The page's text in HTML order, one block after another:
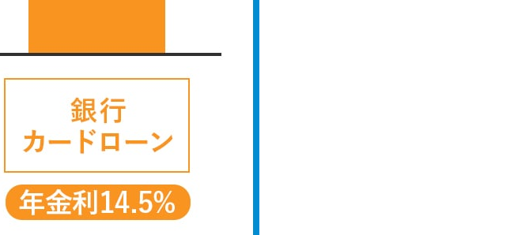
プロミスの返済方法を徹底解説！ もっとも便
利でお得な返済方法はどれ？
みずほ銀行カードローンの問い合わせ先とシー
ン別の問い合わせ方法